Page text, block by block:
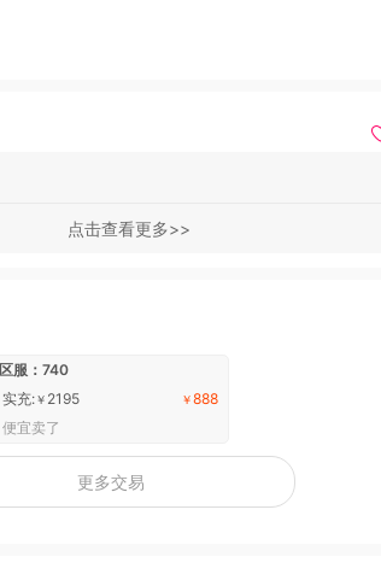
点击查看更多
区服：740
￥888
实充:￥ 2195
便宜卖了
更多交易